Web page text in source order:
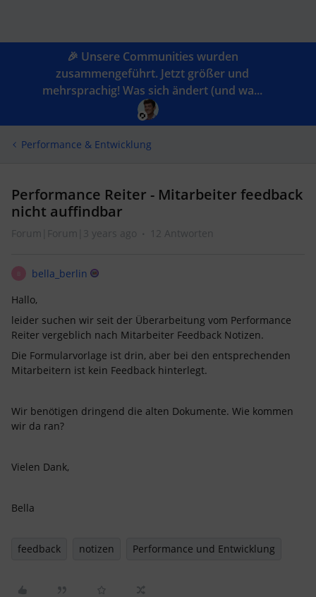
🎉 Unsere Communities wurden
zusammengeführt. Jetzt größer und
mehrsprachig! Was sich ändert (und wa...
Performance & Entwicklung
Performance Reiter - Mitarbeiter feedback
nicht auffindbar
Forum|Forum|3 years ago 12 Antworten
bella_berlin
Hallo,
leider suchen wir seit der Überarbeitung vom Performance
Reiter vergeblich nach Mitarbeiter Feedback Notizen.
Die Formularvorlage ist drin, aber bei den entsprechenden
Mitarbeitern ist kein Feedback hinterlegt.
Wir benötigen dringend die alten Dokumente. Wie kommen
wir da ran?
Vielen Dank,
Bella
feedback notizen Performance und Entwicklung